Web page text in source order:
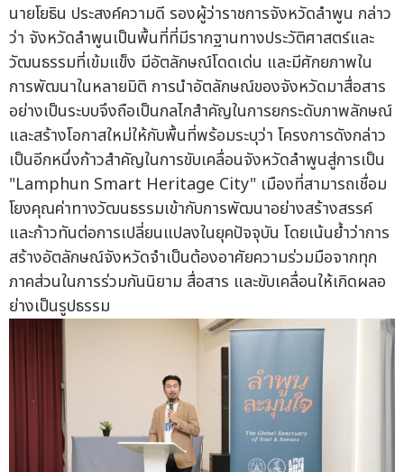
นายโยธิน ประสงค์ความดี รองผู้ว่าราชการจังหวัดลำพูน กล่าว
ว่า จังหวัดลำพูนเป็นพื้นที่ที่มีรากฐานทางประวัติศาสตร์และ
วัฒนธรรมที่เข้มแข็ง มีอัตลักษณ์โดดเด่น และมีศักยภาพใน
การพัฒนาในหลายมิติ การนำอัตลักษณ์ของจังหวัดมาสื่อสาร
อย่างเป็นระบบจึงถือเป็นกลไกสำคัญในการยกระดับภาพลักษณ์
และสร้างโอกาสใหม่ให้กับพื้นที่พร้อมระบุว่า โครงการดังกล่าว
เป็นอีกหนึ่งก้าวสำคัญในการขับเคลื่อนจังหวัดลำพูนสู่การเป็น
"Lamphun Smart Heritage City" เมืองที่สามารถเชื่อม
โยงคุณค่าทางวัฒนธรรมเข้ากับการพัฒนาอย่างสร้างสรรค์
และก้าวทันต่อการเปลี่ยนแปลงในยุคปัจจุบัน โดยเน้นย้ำว่าการ
สร้างอัตลักษณ์จังหวัดจำเป็นต้องอาศัยความร่วมมือจากทุก
ภาคส่วนในการร่วมกันนิยาม สื่อสาร และขับเคลื่อนให้เกิดผลอ
ย่างเป็นรูปธรรม